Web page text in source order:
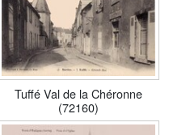
Tuffé Val de la Chéronne
(72160)